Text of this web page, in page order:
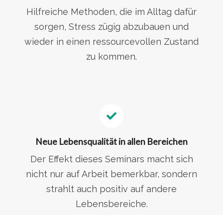
Hilfreiche Methoden, die im Alltag dafür
sorgen, Stress zügig abzubauen und
wieder in einen ressourcevollen Zustand
zu kommen.
Neue Lebensqualität in allen Bereichen
Der Effekt dieses Seminars macht sich
nicht nur auf Arbeit bemerkbar, sondern
strahlt auch positiv auf andere
Lebensbereiche.